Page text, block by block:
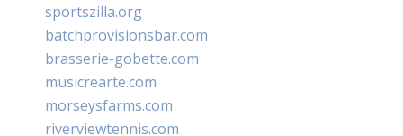
sportszilla.org
batchprovisionsbar.com
brasserie-gobette.com
musicrearte.com
morseysfarms.com
riverviewtennis.com